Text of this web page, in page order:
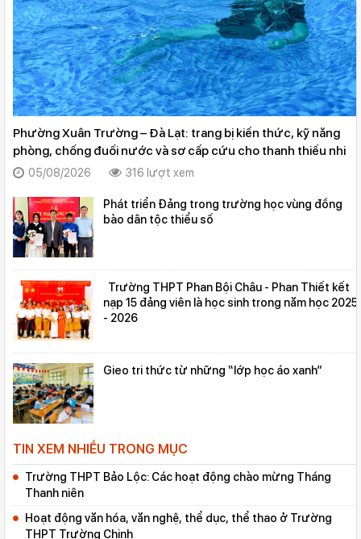
Phường Xuân Trường – Đà Lạt: trang bị kiến thức, kỹ năng
phòng, chống đuối nước và sơ cấp cứu cho thanh thiếu nhi
05/08/2026 316 lượt xem
Phát triển Ðảng trong trường học vùng đồng
bào dân tộc thiểu số
Trường THPT Phan Bội Châu - Phan Thiết kết
nạp 15 đảng viên là học sinh trong năm học 2025
- 2026
Gieo tri thức từ những “lớp học áo xanh”
TIN XEM NHIỀU TRONG MỤC
Trường THPT Bảo Lộc: Các hoạt động chào mừng Tháng
Thanh niên
Hoạt động văn hóa, văn nghệ, thể dục, thể thao ở Trường
THPT Trường Chinh